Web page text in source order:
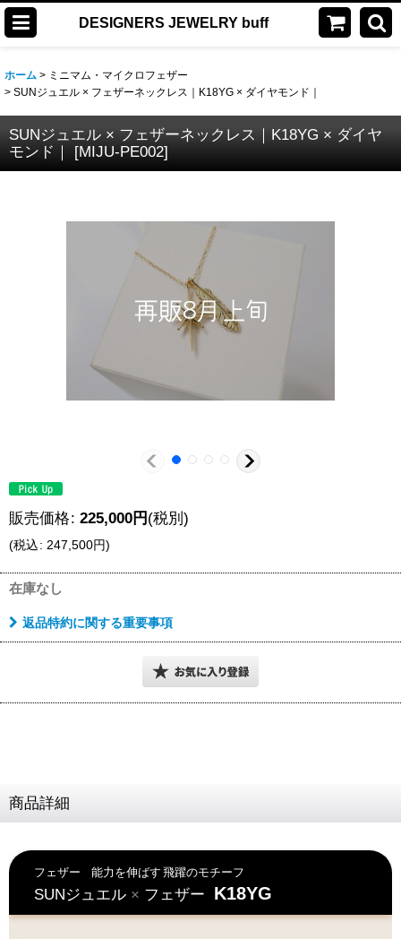
DESIGNERS JEWELRY buff
ホーム > ミニマム・マイクロフェザー
> SUNジュエル × フェザーネックレス｜K18YG × ダイヤモンド｜
SUNジュエル × フェザーネックレス｜K18YG × ダイヤ
モンド｜
[MIJU-PE002]
販売価格: 225,000円 (税別)
(税込: 247,500円)
在庫なし
返品特約に関する重要事項
商品詳細
フェザー 能力を伸ばす 飛躍のモチーフ
SUNジュエル × フェザー K18YG